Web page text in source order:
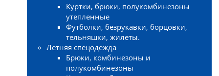
Куртки, брюки, полукомбинезоны
утепленные
Футболки, безрукавки, борцовки,
тельняшки, жилеты.
Летняя спецодежда
Брюки, комбинезоны и
полукомбинезоны